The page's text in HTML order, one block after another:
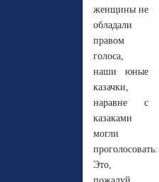
женщины не
обладали
правом
голоса,
наши юные
казачки,
наравне с
казаками
могли
проголосовать.
Это,